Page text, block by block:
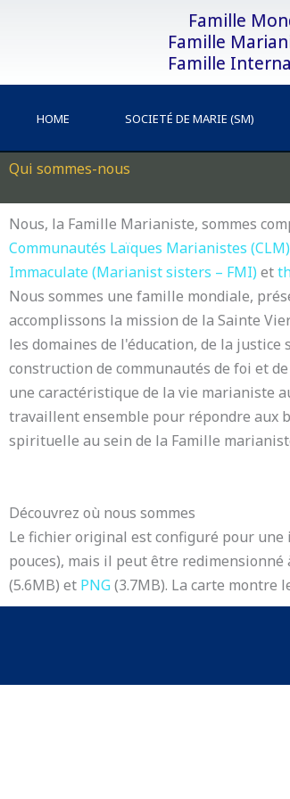
Famille
Famille
Famille
HOME SOCIETÉ DE MARIE (SM)
Qui sommes-nous
Nous, la Famille Marianiste, sommes
Communautés Laïques Marianistes (CLM)
Immaculate (Marianist sisters – FMI) et
Nous sommes une famille mondiale,
accomplissons la mission de la Sainte
les domaines de l'éducation, de la
construction de communautés de foi et
une caractéristique de la vie marianiste
travaillent ensemble pour répondre aux
spirituelle au sein de la Famille
Découvrez où nous sommes
Le fichier original est configuré pour une
pouces), mais il peut être
(5.6MB) et PNG(3.7MB). La carte montre